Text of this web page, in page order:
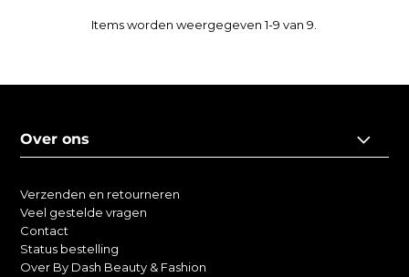
Items worden weergegeven 1-9 van 9.
Over ons
Verzenden en retourneren
Veel gestelde vragen
Contact
Status bestelling
Over By Dash Beauty & Fashion